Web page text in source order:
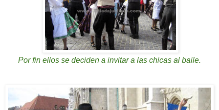
Por fin ellos se deciden a invitar a las chicas al baile.